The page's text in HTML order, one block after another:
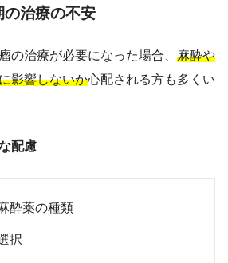
の治療の不安
の治療が必要になった場合、 麻酔や
影響しないか心配される方も多くい
配慮
酔薬の種類
択